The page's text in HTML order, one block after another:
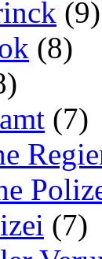
(9)
(8)
(7)
(7)